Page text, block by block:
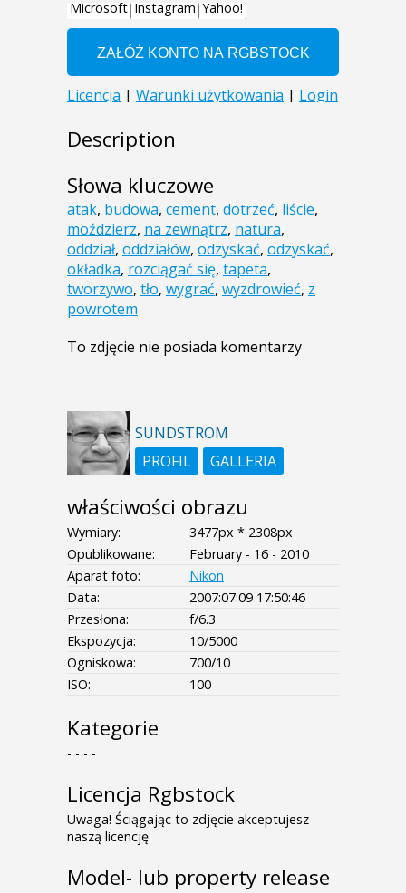
Description
Słowa kluczowe
atak, budowa, cement, dotrzeć, liście,
moździerz, na zewnątrz, natura,
oddział, oddziałów, odzyskać, odzyskać,
okładka, rozciągać się, tapeta,
tworzywo, tło, wygrać, wyzdrowieć, z
powrotem
To zdjęcie nie posiada komentarzy
SUNDSTROM
PROFIL
GALLERIA
właściwości obrazu
Wymiary:
3477px * 2308px
Opublikowane:
February - 16 - 2010
Aparat foto:
Nikon
Data:
2007:07:09 17:50:46
Przesłona:
f/6.3
Ekspozycja:
10/5000
Ogniskowa:
700/10
ISO:
100
Kategorie
- - - -
Licencja Rgbstock
Uwaga! Ściągając to zdjęcie akceptujesz
naszą licencję
Model- lub property release